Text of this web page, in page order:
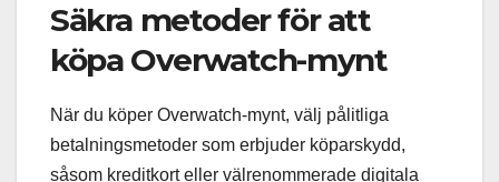
Säkra metoder för att
köpa Overwatch-mynt
När du köper Overwatch-mynt, välj pålitliga
betalningsmetoder som erbjuder köparskydd,
såsom kreditkort eller välrenommerade digitala